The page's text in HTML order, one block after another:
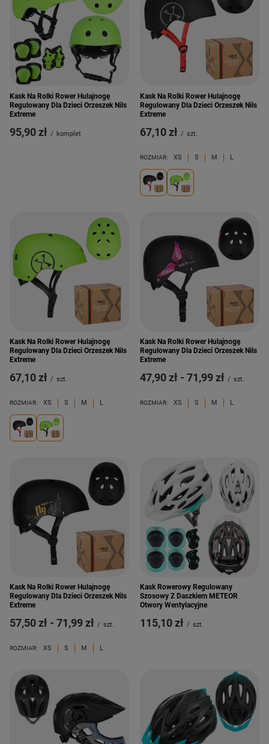
Kask Na Rolki Rower Hulajnogę
Regulowany Dla Dzieci Orzeszek Nils
Extreme
95,90 zł / komplet
Kask Na Rolki Rower Hulajnogę
Regulowany Dla Dzieci Orzeszek Nils
Extreme
67,10 zł / szt.
ROZMIAR: XS S M L
Kask Na Rolki Rower Hulajnogę
Regulowany Dla Dzieci Orzeszek Nils
Extreme
67,10 zł / szt.
ROZMIAR: XS S M L
Kask Na Rolki Rower Hulajnogę
Regulowany Dla Dzieci Orzeszek Nils
Extreme
od
47,90 zł - do
71,99 zł / szt.
ROZMIAR: XS S M L
Kask Na Rolki Rower Hulajnogę
Regulowany Dla Dzieci Orzeszek Nils
Extreme
od
57,50 zł - do
71,99 zł / szt.
ROZMIAR: XS S M L
Kask Rowerowy Regulowany
Szosowy Z Daszkiem METEOR
Otwory Wentylacyjne
115,10 zł / szt.